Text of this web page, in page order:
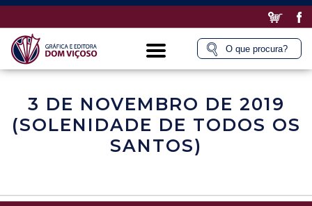
3 DE NOVEMBRO DE 2019
(SOLENIDADE DE TODOS OS
SANTOS)